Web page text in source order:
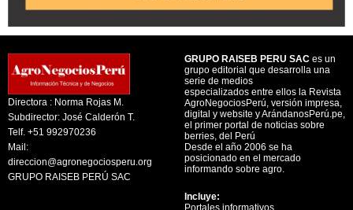
Directora : Norma Rojas M.
Subdirector: José Calderón T.
Telf. +51 992970236
Mail:
direccion@agronegociosperu.org
GRUPO RAISEB PERÚ SAC
GRUPO RAISEB PERU SAC es un
grupo editorial que desarrolla una
serie de medios
especializados entre ellos la Revista
AgroNegociosPerú, versión impresa,
digital y website y ArándanosPerú.pe,
el primer portal de noticias sobre
berries, del Perú
Desde el año 2006 se ha
posicionado en el mercado
informando sobre agro.
Incluye:
Portales informativos